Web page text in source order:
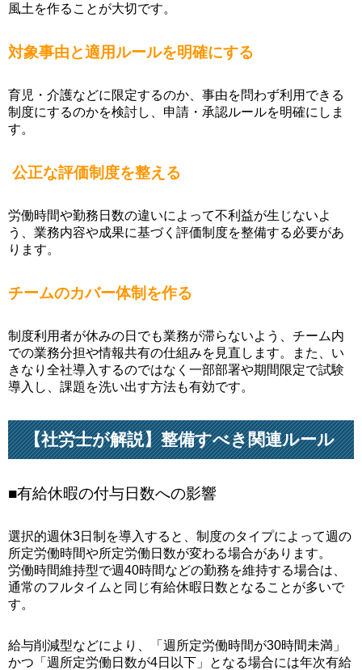
風土を作ることが大切です。
対象事由と適用ルールを明確にする
育児・介護などに限定するのか、事由を問わず利用できる
制度にするのかを検討し、申請・承認ルールを明確にしま
す。
公正な評価制度を整える
労働時間や勤務日数の違いによって不利益が生じないよ
う、業務内容や成果に基づく評価制度を整備する必要があ
ります。
チームのカバー体制を作る
制度利用者が休みの日でも業務が滞らないよう、チーム内
での業務分担や情報共有の仕組みを見直します。また、い
きなり全社導入するのではなく一部部署や期間限定で試験
導入し、課題を洗い出す方法も有効です。
【社労士が解説】整備すべき関連ルール
■有給休暇の付与日数への影響
選択的週休3日制を導入すると、制度のタイプによって週の
所定労働時間や所定労働日数が変わる場合があります。
労働時間維持型で週40時間などの勤務を維持する場合は、
通常のフルタイムと同じ有給休暇日数となることが多いで
す。
給与削減型などにより、「週所定労働時間が30時間未満」
かつ「週所定労働日数が4日以下」となる場合には年次有給